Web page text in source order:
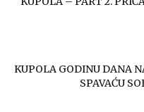
KUPOLA GODINU DANA
SPAVAĆU